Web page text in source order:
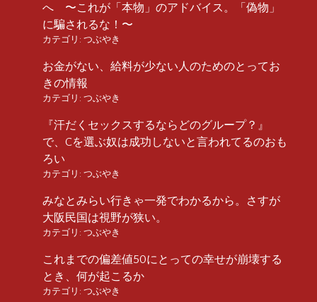
へ 〜これが「本物」のアドバイス。「偽物」
に騙されるな！〜
カテゴリ: つぶやき
お金がない、給料が少ない人のためのとってお
きの情報
カテゴリ: つぶやき
『汗だくセックスするならどのグループ？』
で、Cを選ぶ奴は成功しないと言われてるのおも
ろい
カテゴリ: つぶやき
みなとみらい行きゃ一発でわかるから。さすが
大阪民国は視野が狭い。
カテゴリ: つぶやき
これまでの偏差値50にとっての幸せが崩壊する
とき、何が起こるか
カテゴリ: つぶやき